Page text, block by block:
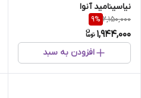
نیاسینامید آنوا
2,150,000
9%
1,944,000
افزودن به سبد